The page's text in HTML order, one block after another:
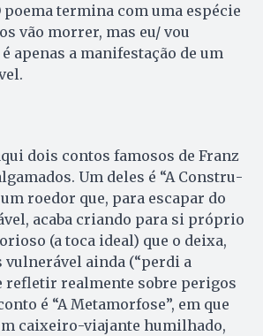
termina com uma espécie
vão morrer, mas eu/ vou
apenas a manifestação de um
dois contos famosos de Franz
Um deles é “A Constru­
um roedor que, pa­ra escapar do
a­caba criando para si próprio
(a toca ideal) que o dei­xa,
vulnerável ain­da (“perdi a
refletir realmente sobre perigos
é “A Meta­mor­fose”, em que
caixeiro-viajante humilhado,